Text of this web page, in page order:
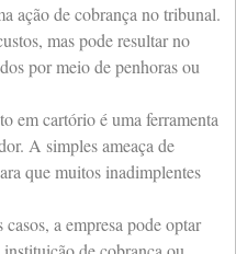
ação de cobrança no tribunal.
mas pode resultar no
por meio de penhoras ou
em cartório é uma ferramenta
A simples ameaça de
que muitos inadimplentes
casos, a empresa pode optar